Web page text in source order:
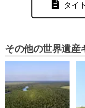
タイ
その他の世界遺産